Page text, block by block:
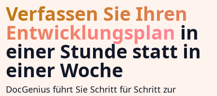
Verfassen Sie Ihren
Entwicklungsplan in
einer Stunde statt in
einer Woche
DocGenius führt Sie Schritt für Schritt zur